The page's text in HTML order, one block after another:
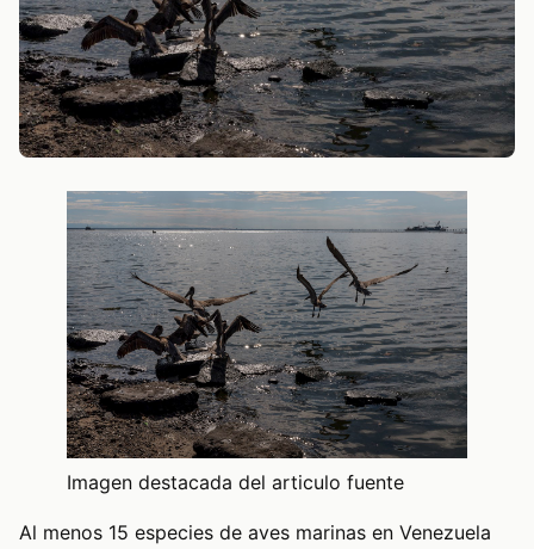
Imagen destacada del articulo fuente
Al menos 15 especies de aves marinas en Venezuela